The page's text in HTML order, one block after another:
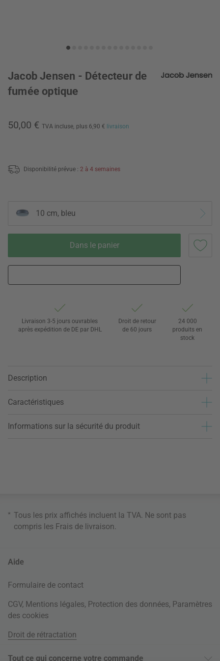
Jacob Jensen - Détecteur de
fumée optique
50,00 € TVA incluse, plus 6,90 € livraison
Disponibilité prévue : 2 à 4 semaines
10 cm, bleu
Dans le panier
Livraison 3-5 jours ouvrables
après expédition de DE par DHL
Droit de retour
de 60 jours
24 000
produits en
stock
Description
Caractéristiques
Informations sur la sécurité du produit
* Tous les prix affichés incluent la TVA. Ne sont pas
compris les Frais de livraison
Aide
Formulaire de contact
CGV, Mentions légales, Protection des données, Paramètres
des cookies
Droit de rétractation
Tout ce qui concerne votre commande